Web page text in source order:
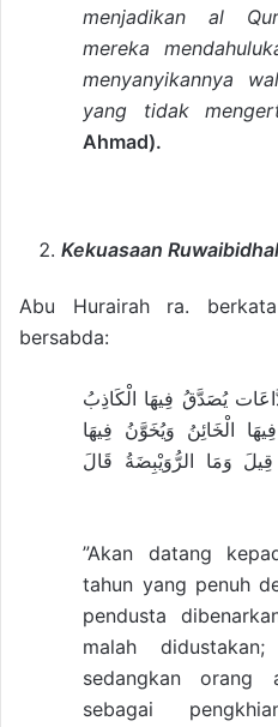
menjadikan al
mereka
menyanyikannya
yang tidak
Ahmad).
Kekuasaan
Abu Hurairah ra.
bersabda:
يُصَدَّقُ فِيهَا الْكَاذِبُ
الْخَائِنُ وَيُخَوَّنُ فِيهَا
قِيلَ وَمَا الرُّوَيْبِضَةُ قَالَ
”Akan datang
tahun yang penuh
pendusta
malah
sedangkan orang
sebagai